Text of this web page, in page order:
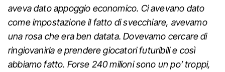
aveva dato appoggio economico. Ci avevano dato
come impostazione il fatto di svecchiare, avevamo
una rosa che era ben datata. Dovevamo cercare di
ringiovanirla e prendere giocatori futuribili e così
abbiamo fatto. Forse 240 milioni sono un po’ troppi,